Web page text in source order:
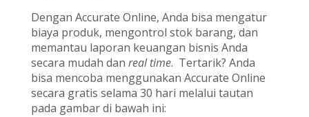
Dengan Accurate Online, Anda bisa mengatur
biaya produk, mengontrol stok barang, dan
memantau laporan keuangan bisnis Anda
secara mudah dan real time. Tertarik? Anda
bisa mencoba menggunakan Accurate Online
secara gratis selama 30 hari melalui tautan
pada gambar di bawah ini: